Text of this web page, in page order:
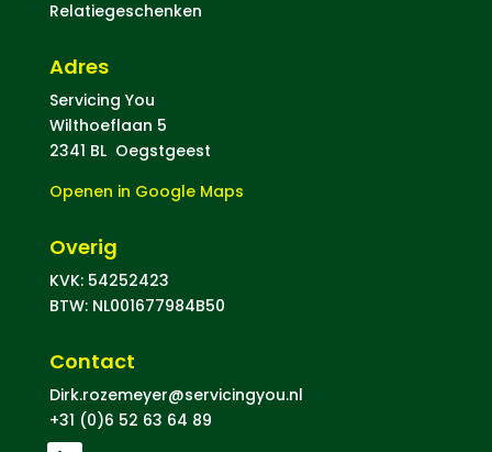
Relatiegeschenken
Adres
Servicing You
Wilthoeflaan 5
2341 BL Oegstgeest
Openen in Google Maps
Overig
KVK: 54252423
BTW: NL001677984B50
Contact
Dirk.rozemeyer@servicingyou.nl
+31 (0)6 52 63 64 89